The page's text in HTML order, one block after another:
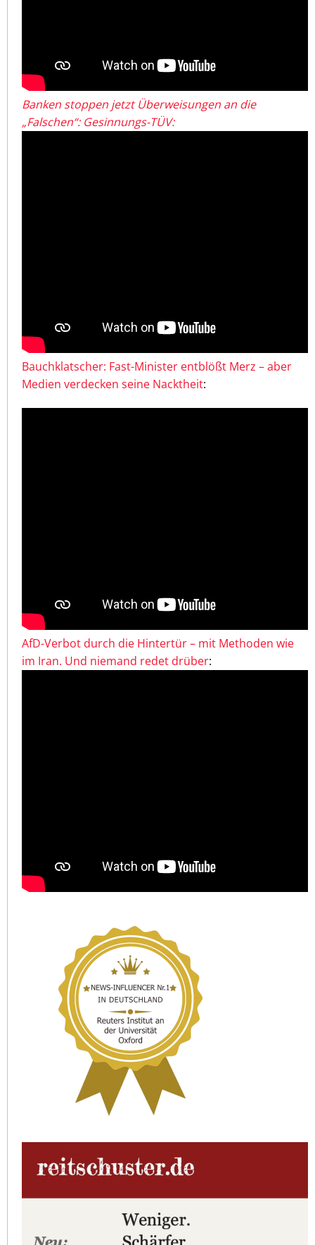
Banken stoppen jetzt Überweisungen an die
„Falschen“: Gesinnungs-TÜV:
Bauchklatscher: Fast-Minister entblößt Merz – aber
Medien verdecken seine Nacktheit:
AfD-Verbot durch die Hintertür – mit Methoden wie
im Iran. Und niemand redet drüber: